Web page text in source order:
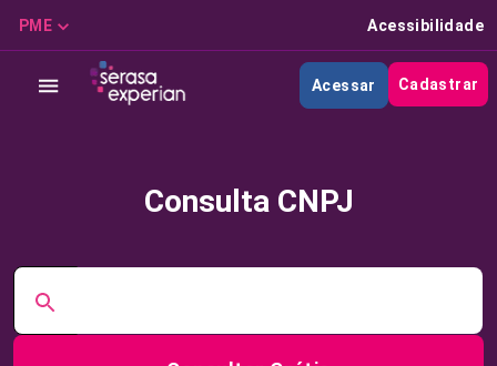
PME Acessibilidade
Acessar Cadastrar
Consulta CNPJ